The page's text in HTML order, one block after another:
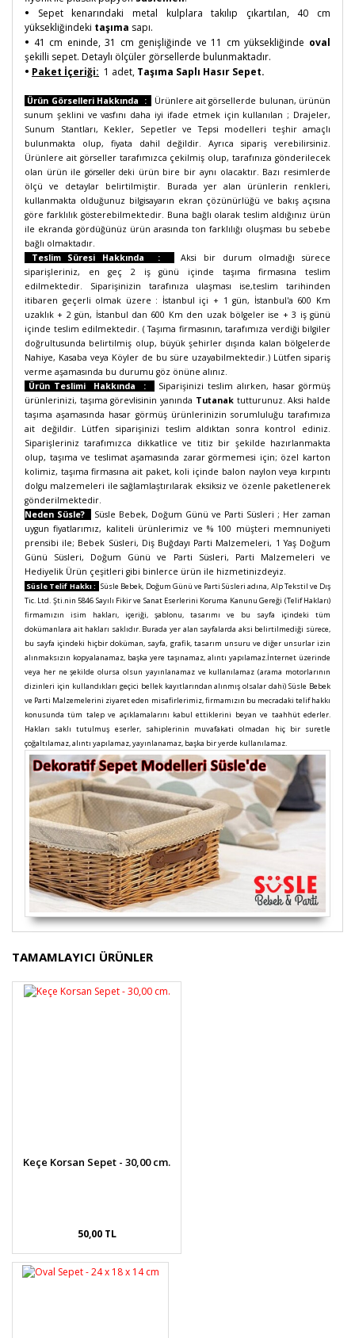
•
Sepet kenarındaki metal kulplara takılıp çıkartılan, 40 cm
yüksekliğindeki taşıma sapı.
• 41 cm eninde, 31 cm genişliğinde ve 11 cm yüksekliğinde oval
şekilli sepet. Detaylı ölçüler görsellerde bulunmaktadır.
• Paket İçeriği: 1 adet, Taşıma Saplı Hasır Sepet.
Ürün Görselleri Hakkında :
Ürünlere ait görsellerde bulunan, ürünün
sunum şeklini ve vasfını daha iyi ifade etmek için kullanılan ; Drajeler,
Sunum Stantları, Kekler, Sepetler ve Tepsi modelleri teşhir amaçlı
bulunmakta olup, fiyata dahil değildir. Ayrıca sipariş verebilirsiniz.
Ürünlere ait görseller tarafımızca çekilmiş olup, tarafınıza gönderilecek
olan ürün ilegörseller deki ürün bire bir aynı olacaktır. Bazı resimlerde
ölçü ve detaylar belirtilmiştir. Burada yer alan ürünlerin renkleri,
kullanmakta olduğunuz bilgisayarın ekran çözünürlüğü ve bakış açısına
göre farklılık gösterebilmektedir. Buna bağlı olarak teslim aldığınız ürün
ile ekranda gördüğünüz ürün arasında ton farklılığı oluşması bu sebebe
bağlı olmaktadır.
Teslim Süresi Hakkında :
Aksi bir durum olmadığı sürece
siparişleriniz, en geç 2 iş günü içinde taşıma firmasına teslim
edilmektedir. Siparişinizin tarafınıza ulaşması ise,teslim tarihinden
itibaren geçerli olmak üzere : İstanbul içi + 1 gün, İstanbul'a 600 Km
uzaklık + 2 gün, İstanbul dan 600 Km den uzak bölgeler ise + 3 iş günü
içinde teslim edilmektedir. ( Taşıma firmasının, tarafımıza verdiği bilgiler
doğrultusunda belirtilmiş olup, büyük şehirler dışında kalan bölgelerde
Nahiye, Kasaba veya Köyler de bu süre uzayabilmektedir.) Lütfen sipariş
verme aşamasında bu durumu göz önüne alınız.
Ürün Teslimi Hakkında :
Siparişinizi teslim alırken, hasar görmüş
ürünlerinizi, taşıma görevlisinin yanında Tutanak tutturunuz. Aksi halde
taşıma aşamasında hasar görmüş ürünlerinizin sorumluluğu tarafımıza
ait değildir. Lütfen siparişinizi teslim aldıktan sonra kontrol ediniz.
Siparişleriniz tarafımızca dikkatlice ve titiz bir şekilde hazırlanmakta
olup, taşıma ve teslimat aşamasında zarar görmemesi için; özel karton
kolimiz, taşıma firmasına ait paket, koli içinde balon naylon veya kırpıntı
dolgu malzemeleri ile sağlamlaştırılarak eksiksiz ve özenle paketlenerek
gönderilmektedir.
Neden Süsle?
Süsle Bebek, Doğum Günü ve Parti Süsleri ; Her zaman
uygun fiyatlarımız, kaliteli ürünlerimiz ve % 100 müşteri memnuniyeti
prensibi ile; Bebek Süsleri, Diş Buğdayı Parti Malzemeleri, 1 Yaş Doğum
Günü Süsleri, Doğum Günü ve Parti Süsleri, Parti Malzemeleri ve
Hediyelik Ürün çeşitleri gibi binlerce ürün ile hizmetinizdeyiz.
Süsle Telif Hakkı : Süsle Bebek, Doğum Günü ve Parti Süsleri adına, Alp Tekstil ve Dış
Tic. Ltd. Şti.nin 5846 Sayılı Fikir ve Sanat Eserlerini Koruma Kanunu Gereği (Telif Hakları)
firmamızın isim hakları, içeriği, şablonu, tasarımı ve bu sayfa içindeki tüm
dokümanlara ait hakları saklıdır. Burada yer alan sayfalarda aksi belirtilmediği sürece,
bu sayfa içindeki hiçbir doküman, sayfa, grafik, tasarım unsuru ve diğer unsurlar izin
alınmaksızın kopyalanamaz, başka yere taşınamaz, alıntı yapılamaz.İnternet üzerinde
veya her ne şekilde olursa olsun yayınlanamaz ve kullanılamaz (arama motorlarının
dizinleri için kullandıkları geçici bellek kayıtlarından alınmış olsalar dahi) Süsle Bebek
ve Parti Malzemelerini ziyaret eden misafirlerimiz, firmamızın bu mecradaki telif hakkı
konusunda tüm talep ve açıklamalarını kabul ettiklerini beyan ve taahhüt ederler.
Hakları saklı tutulmuş eserler, sahiplerinin muvafakati olmadan hiç bir suretle
çoğaltılamaz, alıntı yapılamaz, yayınlanamaz, başka bir yerde kullanılamaz.
Bu ürünün fiyat bilgisi, resim, ürün açıklamalarında ve
diğer konularda yetersiz gördüğünüz noktaları öneri
formunu kullanarak tarafımıza iletebilirsiniz.
Görüş ve önerileriniz için teşekkür ederiz.
TAMAMLAYICI ÜRÜNLER
Keçe Korsan Sepet - 30,00 cm.
50,00 TL